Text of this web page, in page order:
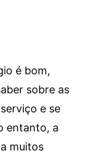
é bom,
sobre as
e se
entanto, a
muitos